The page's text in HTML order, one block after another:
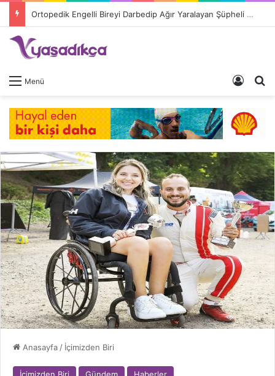
Ortopedik Engelli Bireyi Darbedip Ağır Yaralayan Şüpheli Tutuklandı
Menü Giriş
Anasayfa / İçimizden Biri
İçimizden Biri Gündem Haberler